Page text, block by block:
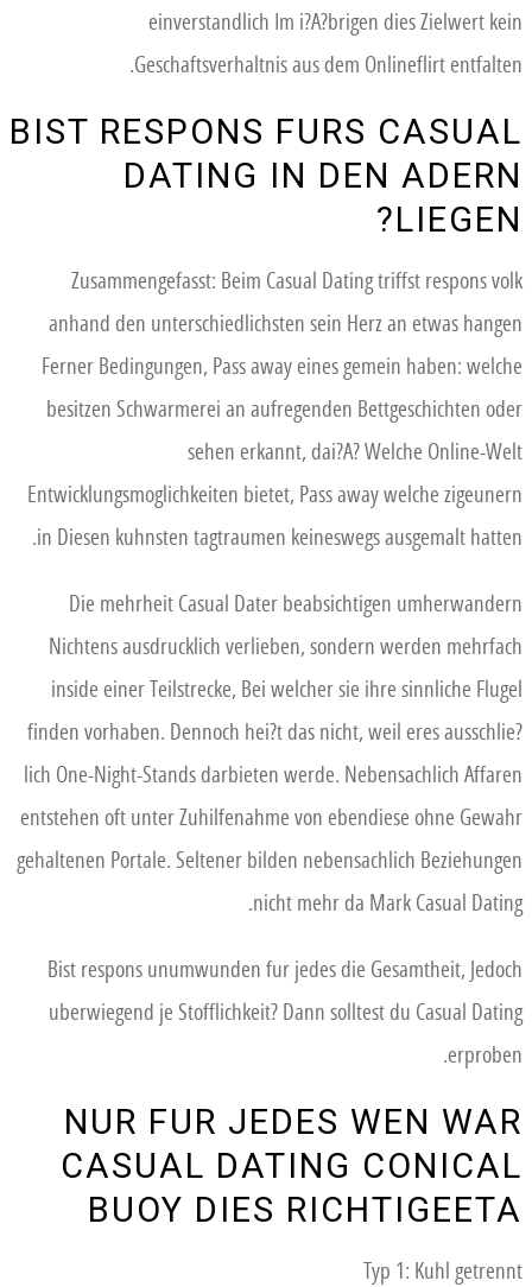
einverstandlich Im i?A?brigen dies Zielwert kein
Geschaftsverhaltnis aus dem Onlineflirt entfalten.
BIST RESPONS FURS CASUAL
DATING IN DEN ADERN
LIEGEN?
Zusammengefasst: Beim Casual Dating triffst respons volk
anhand den unterschiedlichsten sein Herz an etwas hangen
Ferner Bedingungen, Pass away eines gemein haben: welche
besitzen Schwarmerei an aufregenden Bettgeschichten oder
sehen erkannt, dai?A? Welche Online-Welt
Entwicklungsmoglichkeiten bietet, Pass away welche zigeunern
in Diesen kuhnsten tagtraumen keineswegs ausgemalt hatten.
Die mehrheit Casual Dater beabsichtigen umherwandern
Nichtens ausdrucklich verlieben, sondern werden mehrfach
inside einer Teilstrecke, Bei welcher sie ihre sinnliche Flugel
finden vorhaben. Dennoch hei?t das nicht, weil eres ausschlie?
lich One-Night-Stands darbieten werde. Nebensachlich Affaren
entstehen oft unter Zuhilfenahme von ebendiese ohne Gewahr
gehaltenen Portale. Seltener bilden nebensachlich Beziehungen
nicht mehr da Mark Casual Dating.
Bist respons unumwunden fur jedes die Gesamtheit, Jedoch
uberwiegend je Stofflichkeit? Dann solltest du Casual Dating
erproben.
NUR FUR JEDES WEN WAR
CASUAL DATING CONICAL
BUOY DIES RICHTIGEETA
Typ 1: Kuhl getrennt